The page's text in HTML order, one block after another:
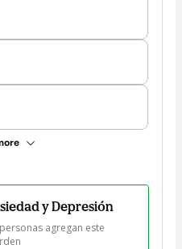
y Depresión
agregan este